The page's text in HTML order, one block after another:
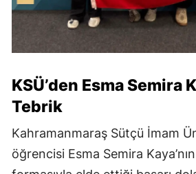
KSÜ’den Esma Semira
Tebrik
Kahramanmaraş Sütçü İmam
öğrencisi Esma Semira